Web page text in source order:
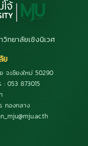
ทยาลัยเชิงนิเวศ
ย
จ.เชียงใหม่ 50290
053 873015
กองกลาง